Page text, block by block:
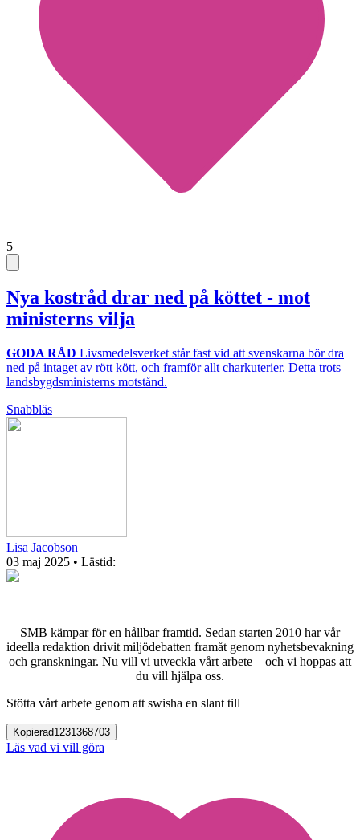
5
Nya kostråd drar ned på köttet - mot
ministerns vilja
GODA RÅD Livsmedelsverket står fast vid att svenskarna bör dra
ned på intaget av rött kött, och framför allt charkuterier. Detta trots
landsbygdsministerns motstånd.
Snabbläs
Lisa Jacobson
03 maj 2025 • Lästid:
SMB kämpar för en hållbar framtid. Sedan starten 2010 har vår
ideella redaktion drivit miljödebatten framåt genom nyhetsbevakning
och granskningar. Nu vill vi utveckla vårt arbete – och vi hoppas att
du vill hjälpa oss.
Stötta vårt arbete genom att swisha en slant till
Kopierad1231368703
Läs vad vi vill göra